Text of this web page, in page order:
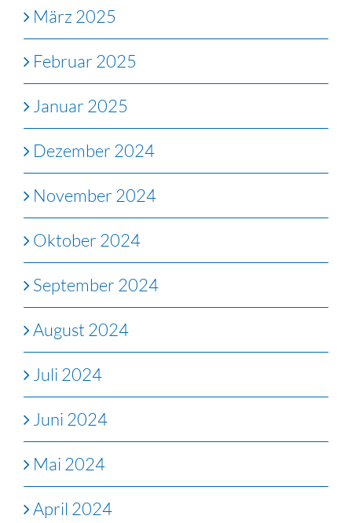
März 2025
Februar 2025
Januar 2025
Dezember 2024
November 2024
Oktober 2024
September 2024
August 2024
Juli 2024
Juni 2024
Mai 2024
April 2024